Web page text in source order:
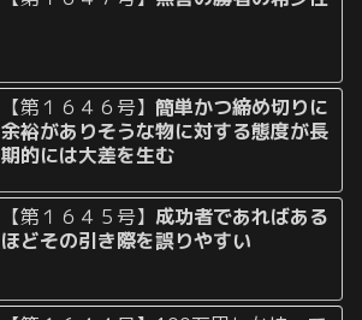
【第１６４６号】簡単かつ締め切りに
余裕がありそうな物に対する態度が長
期的には大差を生む
【第１６４５号】成功者であればある
ほどその引き際を誤りやすい